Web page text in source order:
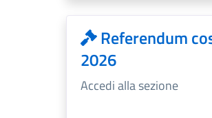
Referendum
2026
Accedi alla sezione